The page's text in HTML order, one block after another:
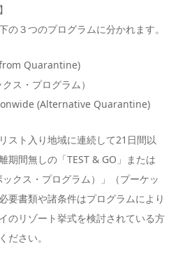
の３つのプログラムに分かれます。
Quarantine)
ス・プログラム）
(Alternative Quarantine)
スト入り地域に連続して21日間以
期間無しの「TEST & GO」または
ックス・プログラム）」（プーケッ
要書類や諸条件はプログラムにより
のリゾート挙式を検討されている方
ださい。